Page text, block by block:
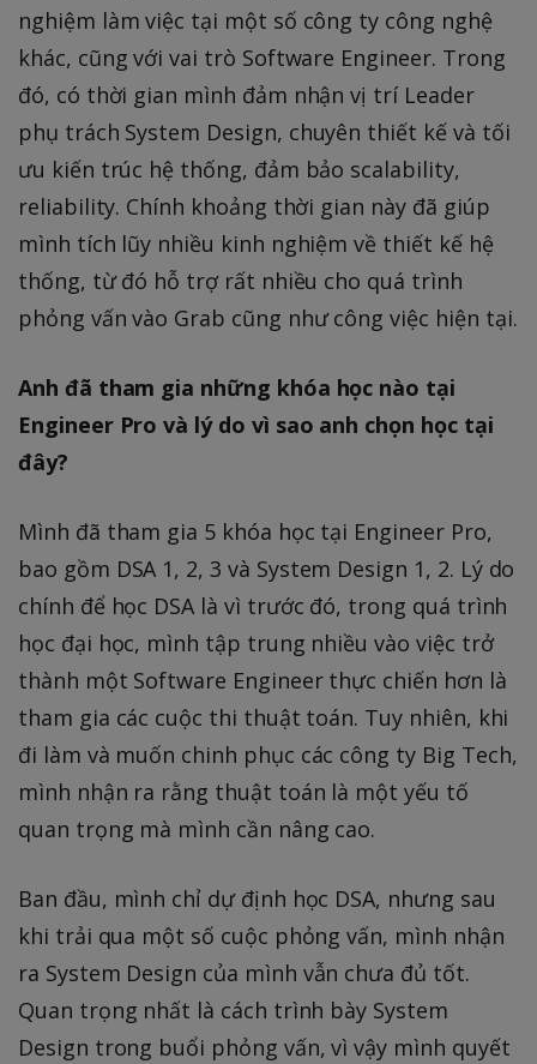
nghiệm làm việc tại một số công ty công nghệ
khác, cũng với vai trò Software Engineer. Trong
đó, có thời gian mình đảm nhận vị trí Leader
phụ trách System Design, chuyên thiết kế và tối
ưu kiến trúc hệ thống, đảm bảo scalability,
reliability. Chính khoảng thời gian này đã giúp
mình tích lũy nhiều kinh nghiệm về thiết kế hệ
thống, từ đó hỗ trợ rất nhiều cho quá trình
phỏng vấn vào Grab cũng như công việc hiện tại.
Anh đã tham gia những khóa học nào tại
Engineer Pro và lý do vì sao anh chọn học tại
đây?
Mình đã tham gia 5 khóa học tại Engineer Pro,
bao gồm DSA 1, 2, 3 và System Design 1, 2. Lý do
chính để học DSA là vì trước đó, trong quá trình
học đại học, mình tập trung nhiều vào việc trở
thành một Software Engineer thực chiến hơn là
tham gia các cuộc thi thuật toán. Tuy nhiên, khi
đi làm và muốn chinh phục các công ty Big Tech,
mình nhận ra rằng thuật toán là một yếu tố
quan trọng mà mình cần nâng cao.
Ban đầu, mình chỉ dự định học DSA, nhưng sau
khi trải qua một số cuộc phỏng vấn, mình nhận
ra System Design của mình vẫn chưa đủ tốt.
Quan trọng nhất là cách trình bày System
Design trong buổi phỏng vấn, vì vậy mình quyết